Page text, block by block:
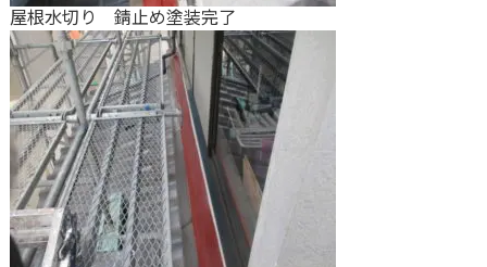
屋根水切り 錆止め塗装完了